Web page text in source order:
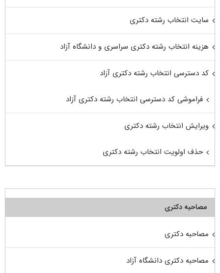
سایت انتخاب رشته دکتری
هزینه انتخاب رشته دکتری سراسری و دانشگاه آزاد
کد دسترسی انتخاب رشته دکتری آزاد
فراموشی کد دسترسی انتخاب رشته دکتری آزاد
ویرایش انتخاب رشته دکتری
حذف اولویت انتخاب رشته دکتری
مصاحبه دکتری
مصاحبه دکتری
مصاحبه دکتری دانشگاه آزاد